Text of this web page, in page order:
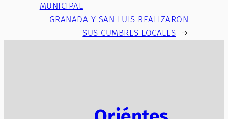
MUNICIPAL
GRANADA Y SAN LUIS REALIZARON
SUS CUMBRES LOCALES →